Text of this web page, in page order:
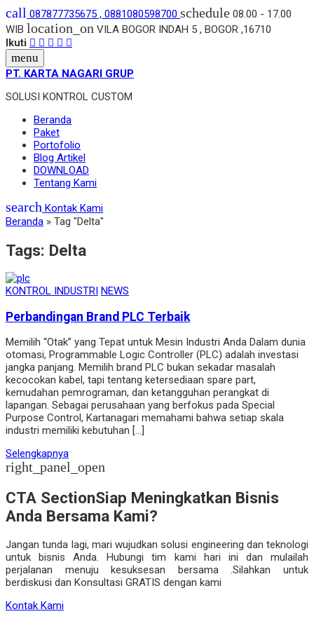
call 087877735675 , 0881080598700 schedule 08.00 - 17.00
WIB location_on VILA BOGOR INDAH 5 , BOGOR ,16710
Ikuti
menu
PT. KARTA NAGARI GRUP
SOLUSI KONTROL CUSTOM
Beranda
Paket
Portofolio
Blog Artikel
DOWNLOAD
Tentang Kami
search Kontak Kami
Beranda » Tag "Delta"
Tags: Delta
KONTROL INDUSTRI NEWS
Perbandingan Brand PLC Terbaik
Memilih “Otak” yang Tepat untuk Mesin Industri Anda Dalam dunia
otomasi, Programmable Logic Controller (PLC) adalah investasi
jangka panjang. Memilih brand PLC bukan sekadar masalah
kecocokan kabel, tapi tentang ketersediaan spare part,
kemudahan pemrograman, dan ketangguhan perangkat di
lapangan. Sebagai perusahaan yang berfokus pada Special
Purpose Control, Kartanagari memahami bahwa setiap skala
industri memiliki kebutuhan […]
Selengkapnya
right_panel_open
CTA SectionSiap Meningkatkan Bisnis
Anda Bersama Kami?
Jangan tunda lagi, mari wujudkan solusi engineering dan teknologi
untuk bisnis Anda. Hubungi tim kami hari ini dan mulailah
perjalanan menuju kesuksesan bersama .Silahkan untuk
berdiskusi dan Konsultasi GRATIS dengan kami
Kontak Kami